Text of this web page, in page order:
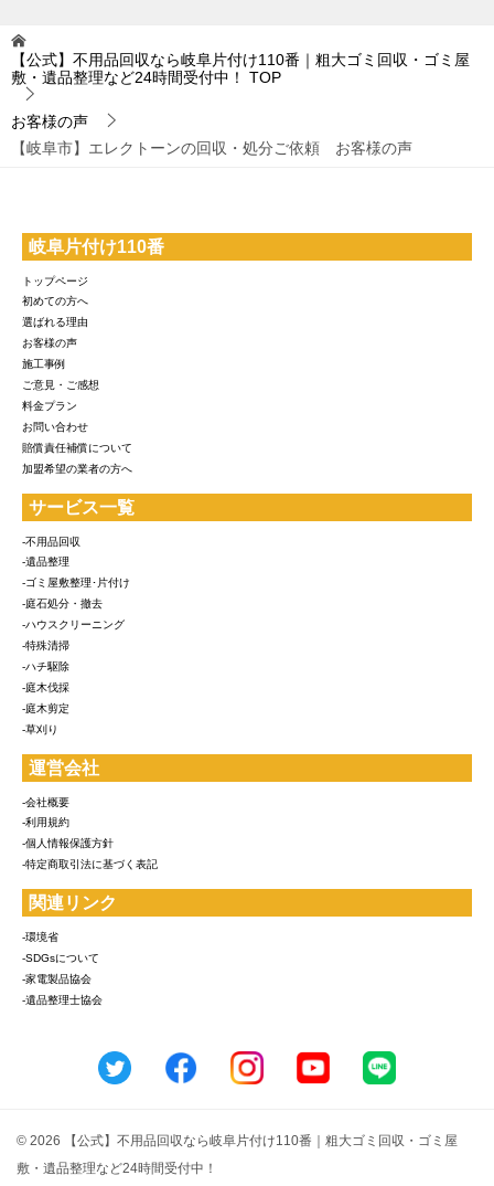
【公式】不用品回収なら岐阜片付け110番｜粗大ゴミ回収・ゴミ屋
敷・遺品整理など24時間受付中！
TOP
お客様の声
【岐阜市】エレクトーンの回収・処分ご依頼 お客様の声
岐阜片付け110番
トップページ
初めての方へ
選ばれる理由
お客様の声
施工事例
ご意見・ご感想
料金プラン
お問い合わせ
賠償責任補償について
加盟希望の業者の方へ
サービス一覧
-不用品回収
-遺品整理
-ゴミ屋敷整理･片付け
-庭石処分・撤去
-ハウスクリーニング
-特殊清掃
-ハチ駆除
-庭木伐採
-庭木剪定
-草刈り
運営会社
-会社概要
-利用規約
-個人情報保護方針
-特定商取引法に基づく表記
関連リンク
-環境省
-SDGsについて
-家電製品協会
-遺品整理士協会
© 2026 【公式】不用品回収なら岐阜片付け110番｜粗大ゴミ回収・ゴミ屋
敷・遺品整理など24時間受付中！